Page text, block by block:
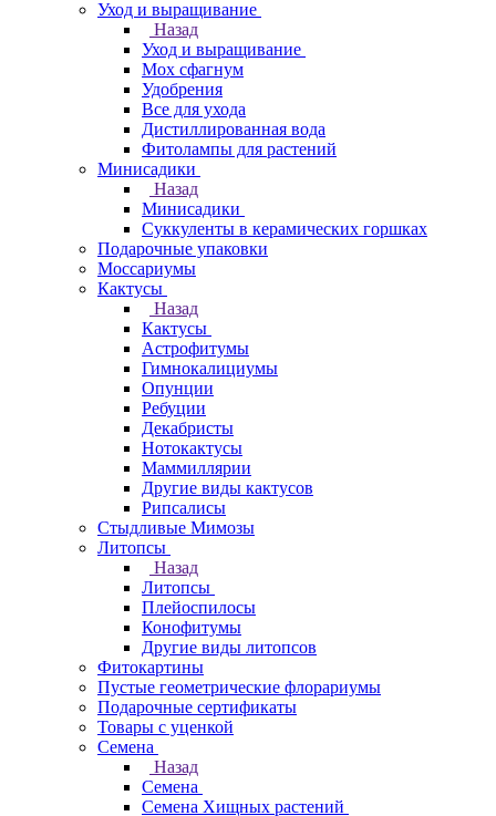
Уход и выращивание
Назад
Уход и выращивание
Мох сфагнум
Удобрения
Все для ухода
Дистиллированная вода
Фитолампы для растений
Минисадики
Назад
Минисадики
Суккуленты в керамических горшках
Подарочные упаковки
Моссариумы
Кактусы
Назад
Кактусы
Астрофитумы
Гимнокалициумы
Опунции
Ребуции
Декабристы
Нотокактусы
Маммиллярии
Другие виды кактусов
Рипсалисы
Стыдливые Мимозы
Литопсы
Назад
Литопсы
Плейоспилосы
Конофитумы
Другие виды литопсов
Фитокартины
Пустые геометрические флорариумы
Подарочные сертификаты
Товары с уценкой
Семена
Назад
Семена
Семена Хищных растений